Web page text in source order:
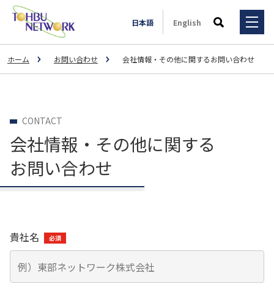
サービス・ソリューション
3PL事業
輸送マッチング事業
一般輸送事業
不動産賃貸事業
自動車整備事業
事例一覧
3PL
スポーツ用品メーカーM社様（大手運送会社Y社様とのコラ
大手ドラッグストアC社様
荷主様と外部倉庫のマッチング
全国拠点
会社情報
ご挨拶
東部ネットワークの歩み
IR情報
長期ビジョン
採用情報
日本語 English
ホーム お問い合わせ 会社情報・その他に関するお問い合わせ
CONTACT
会社情報・その他に関する
お問い合わせ
貴社名